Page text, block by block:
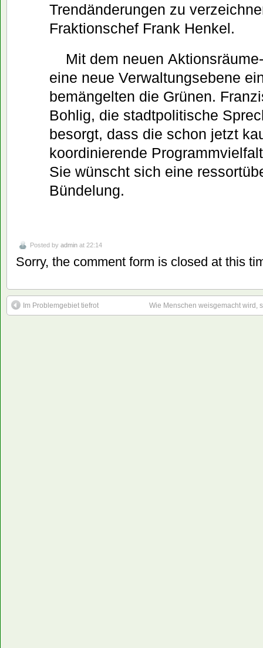
Trendänderungen zu
Fraktionschef Frank Henkel.
Mit dem neuen
eine neue Verwaltungsebene
bemängelten die Grünen.
Bohlig, die stadtpolitische
besorgt, dass die schon jetzt
koordinierende
Sie wünscht sich eine
Bündelung.
Posted by admin at 22:14
Sorry, the comment form is closed at this
Im Problemgebiet tiefrot Wie Menschen weisgemacht wird,